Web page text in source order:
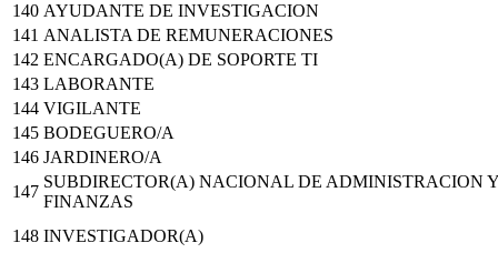
140 AYUDANTE DE INVESTIGACION
141 ANALISTA DE REMUNERACIONES
142 ENCARGADO(A) DE SOPORTE TI
143 LABORANTE
144 VIGILANTE
145 BODEGUERO/A
146 JARDINERO/A
147
SUBDIRECTOR(A) NACIONAL DE ADMINISTRACION Y
FINANZAS
148 INVESTIGADOR(A)